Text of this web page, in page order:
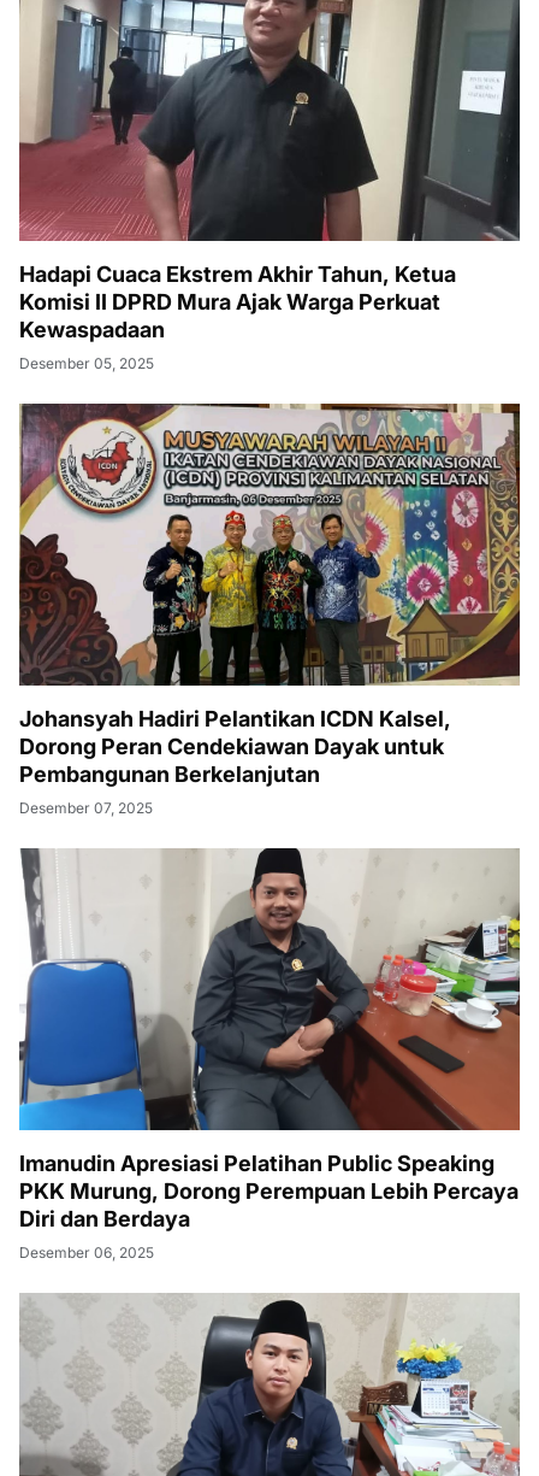
Hadapi Cuaca Ekstrem Akhir Tahun, Ketua
Komisi II DPRD Mura Ajak Warga Perkuat
Kewaspadaan
Desember 05, 2025
Johansyah Hadiri Pelantikan ICDN Kalsel,
Dorong Peran Cendekiawan Dayak untuk
Pembangunan Berkelanjutan
Desember 07, 2025
Imanudin Apresiasi Pelatihan Public Speaking
PKK Murung, Dorong Perempuan Lebih Percaya
Diri dan Berdaya
Desember 06, 2025